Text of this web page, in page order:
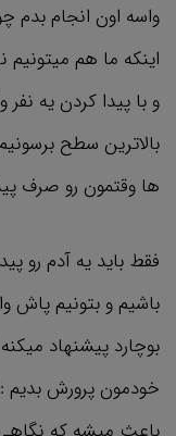
واسه اون انجام
اینکه ما هم
و با پیدا کردن یه
بالاترین سطح
ها وقتمون رو صرف
فقط باید یه آدم رو
باشیم و بتونیم پاش
بوچارد پیشنهاد
خودمون پرورش بدیم